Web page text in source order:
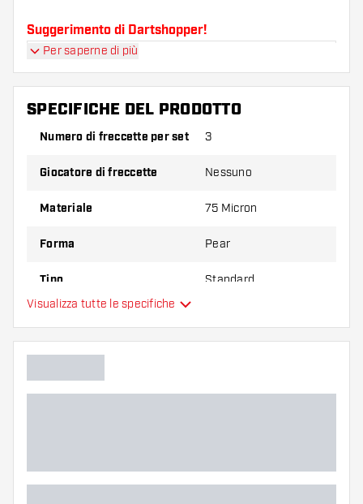
Suggerimento di Dartshopper!
numero di alette e di astine. Questi possono
danneggiarsi o rompersi con l'uso.
spessore diverso di alette per scoprire quale
Per saperne di più
SPECIFICHE DEL PRODOTTO
Numero di freccette per set 3
Giocatore di freccette Nessuno
Materiale 75 Micron
Forma Pear
Tipo Standard
Colore principale
Visualizza tutte le specifiche